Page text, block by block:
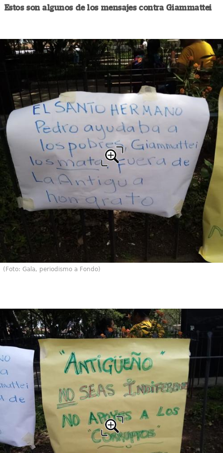
Estos son algunos de los mensajes contra Giammattei
(Foto: Gala, periodismo a Fondo)